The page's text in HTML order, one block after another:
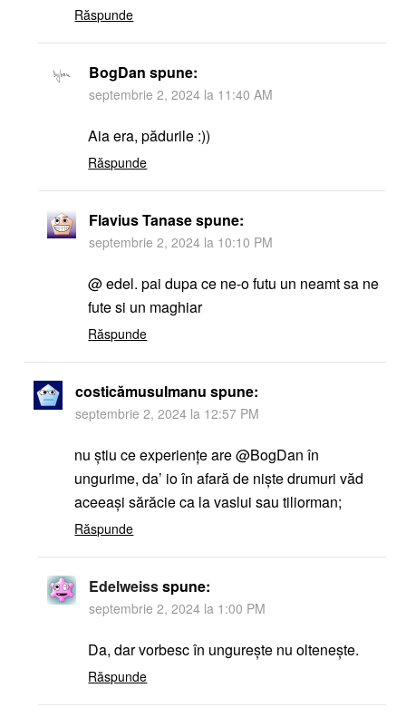
Răspunde
BogDan spune:
septembrie 2, 2024 la 11:40 AM
Aia era, pădurile :))
Răspunde
Flavius Tanasespune:
septembrie 2, 2024 la 10:10 PM
@ edel. pai dupa ce ne-o futu un neamt sa ne
fute si un maghiar
Răspunde
costicămusulmanu spune:
septembrie 2, 2024 la 12:57 PM
nu știu ce experiențe are @BogDan în
ungurime, da’ io în afară de niște drumuri văd
aceeași sărăcie ca la vaslui sau tiliorman;
Răspunde
Edelweissspune:
septembrie 2, 2024 la 1:00 PM
Da, dar vorbesc în ungurește nu oltenește.
Răspunde